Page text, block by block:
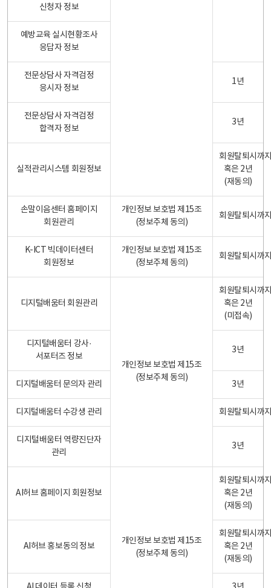
신청자 정보
예방교육 실시현황조사
응답자 정보
전문상담사 자격검정
응시자 정보
1년
전문상담사 자격검정
합격자 정보
3년
실적관리시스템 회원정보
회원탈퇴시까
혹은 2년
(재동의)
손말이음센터 홈페이지
회원관리
개인정보 보호법 제15조
(정보주체 동의)
회원탈퇴시까
K-ICT 빅데이터센터
회원정보
개인정보 보호법 제15조
(정보주체 동의)
회원탈퇴시까
디지털배움터 회원관리
개인정보 보호법 제15조
(정보주체 동의)
회원탈퇴시까
혹은 2년
(미접속)
디지털배움터 강사·
서포터즈 정보
3년
디지털배움터 문의자 관리 3년
디지털배움터 수강생 관리 회원탈퇴시까
디지털배움터 역량진단자
관리
3년
AI허브 홈페이지 회원정보
개인정보 보호법 제15조
(정보주체 동의)
회원탈퇴시까
혹은 2년
(재동의)
AI허브 홍보동의 정보
회원탈퇴시까
혹은 2년
(재동의)